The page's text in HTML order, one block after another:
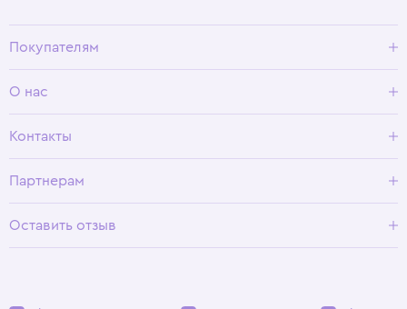
Покупателям
Условия возврата
О нас
Программа лояльности
Контакты
Партнерам
Оставить отзыв